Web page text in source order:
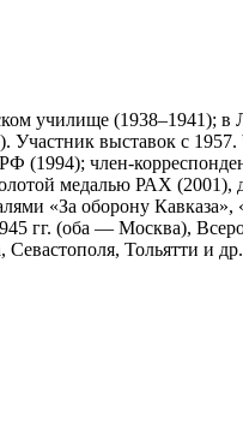
училище
выставок с
(1994); член-
медалью РАХ (2001),
«За оборону
гг. (оба —
Тольятти и